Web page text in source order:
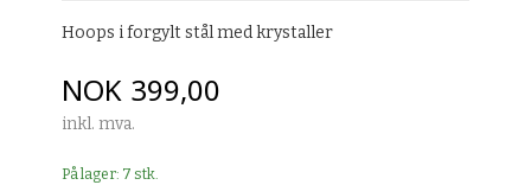
Hoops i forgylt stål med krystaller
Pris
NOK 399,00
inkl. mva.
På lager: 7 stk.